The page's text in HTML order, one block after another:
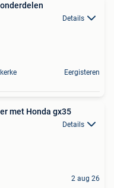
Details
Eergisteren
met Honda gx35
Details
2 aug 26